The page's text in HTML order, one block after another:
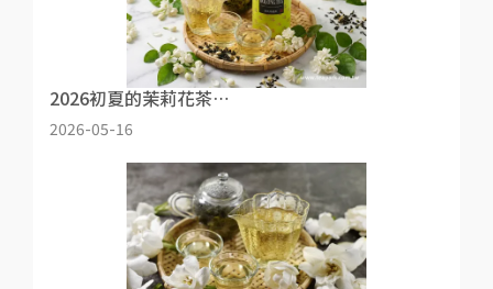
2026初夏的茉莉花茶…
2026-05-16